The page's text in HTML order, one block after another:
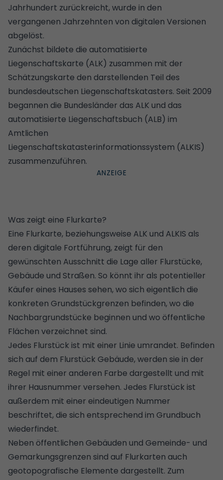
Jahrhundert zurückreicht, wurde in den
vergangenen Jahrzehnten von digitalen Versionen
abgelöst.
Zunächst bildete die automatisierte
Liegenschaftskarte (ALK) zusammen mit der
Schätzungskarte den darstellenden Teil des
bundesdeutschen Liegenschaftskatasters. Seit 2009
begannen die Bundesländer das ALK und das
automatisierte Liegenschaftsbuch (ALB) im
Amtlichen
Liegenschaftskatasterinformationssystem (ALKIS)
zusammenzuführen.
Was zeigt eine Flurkarte?
Eine Flurkarte, beziehungsweise ALK und ALKIS als
deren digitale Fortführung, zeigt für den
gewünschten Ausschnitt die Lage aller Flurstücke,
Gebäude und Straßen. So könnt ihr als potentieller
Käufer eines Hauses sehen, wo sich eigentlich die
konkreten Grundstückgrenzen befinden, wo die
Nachbargrundstücke beginnen und wo öffentliche
Flächen verzeichnet sind.
Jedes Flurstück ist mit einer Linie umrandet. Befinden
sich auf dem Flurstück Gebäude, werden sie in der
Regel mit einer anderen Farbe dargestellt und mit
ihrer Hausnummer versehen. Jedes Flurstück ist
außerdem mit einer eindeutigen Nummer
beschriftet, die sich entsprechend im Grundbuch
wiederfindet.
Neben öffentlichen Gebäuden und Gemeinde- und
Gemarkungsgrenzen sind auf Flurkarten auch
geotopografische Elemente dargestellt. Zum